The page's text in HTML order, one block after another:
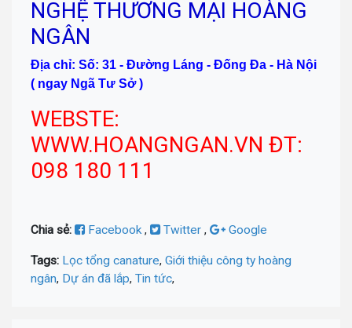
NGHỆ THƯƠNG MẠI HOÀNG
NGÂN
Địa chỉ: Số: 31 - Đường Láng - Đống Đa - Hà Nội
( ngay Ngã Tư Sở )
WEBSTE:
WWW.HOANGNGAN.VN ĐT:
098 180 111
Chia sẻ: Facebook, Twitter , Google
Tags: Lọc tổng canature, Giới thiệu công ty hoàng
ngân, Dự án đã lắp, Tin tức,